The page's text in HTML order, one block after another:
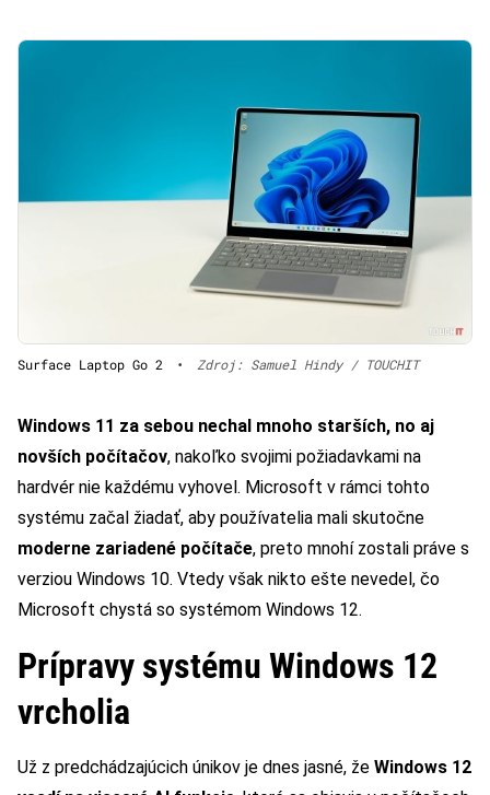
Surface Laptop Go 2 • Zdroj: Samuel Hindy / TOUCHIT
Windows 11 za sebou nechal mnoho starších, no aj
novších počítačov, nakoľko svojimi požiadavkami na
hardvér nie každému vyhovel. Microsoft v rámci tohto
systému začal žiadať, aby používatelia mali skutočne
moderne zariadené počítače, preto mnohí zostali práve s
verziou Windows 10. Vtedy však nikto ešte nevedel, čo
Microsoft chystá so systémom Windows 12.
Prípravy systému Windows 12
vrcholia
Už z predchádzajúcich únikov je dnes jasné, že Windows 12